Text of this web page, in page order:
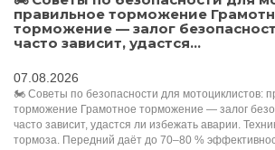
правильное торможение
торможение — залог
часто зависит, удастся...
07.08.2026
🏍 Советы по безопасности для мотоциклистов:
торможение Грамотное торможение — залог
часто зависит, удастся ли избежать аварии.
тормоза. Передний даёт до 70–80 %